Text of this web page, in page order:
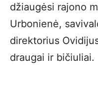
džiaugėsi rajono
Urbonienė,
direktorius
draugai ir bičiuliai.